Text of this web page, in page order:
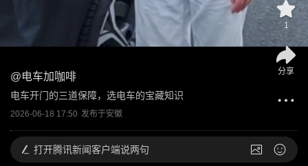
@电车加咖啡
电车开门的三道保障，选电车的宝藏知识
2026-06-18 17:50 发布于安徽
1
分享
打开腾讯新闻客户端说两句